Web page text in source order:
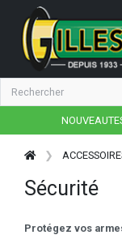
Sécurité
Protégez vos